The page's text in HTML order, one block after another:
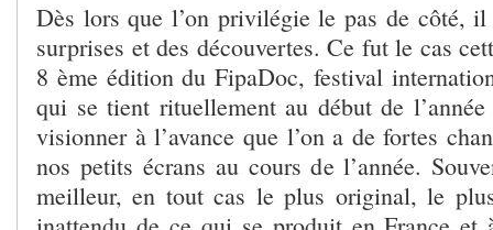
Dès lors que l’on privilégie le pas de côté, il
surprises et des découvertes. Ce fut le cas
8 ème édition du FipaDoc, festival
qui se tient rituellement au début de
visionner à l’avance que l’on a de fortes
nos petits écrans au cours de l’année.
meilleur, en tout cas le plus original, le